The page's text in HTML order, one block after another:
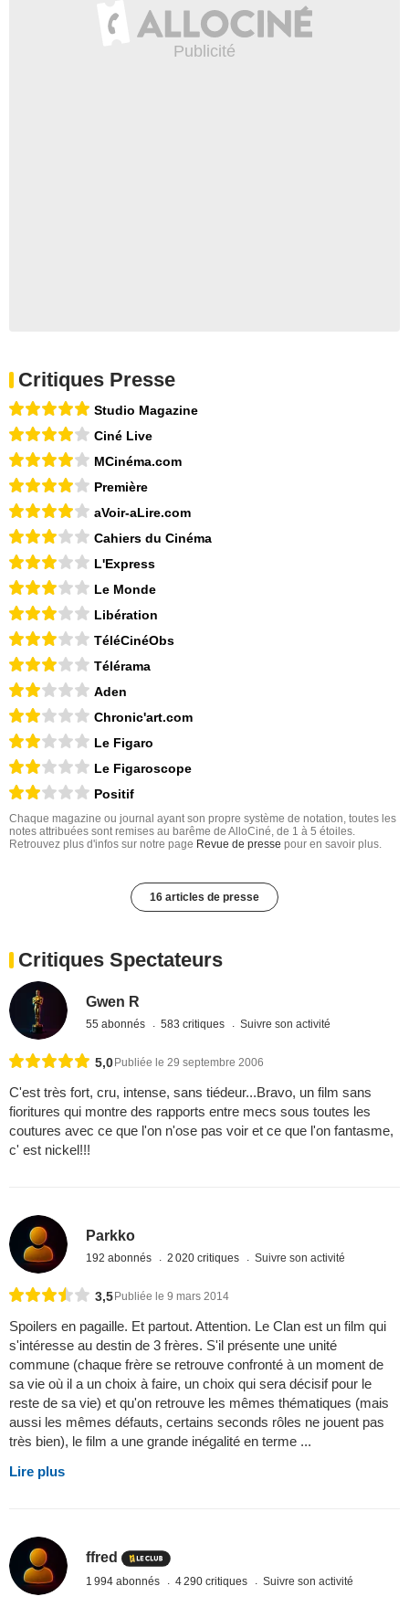
Critiques Presse
Studio Magazine
Ciné Live
MCinéma.com
Première
aVoir-aLire.com
Cahiers du Cinéma
L'Express
Le Monde
Libération
TéléCinéObs
Télérama
Aden
Chronic'art.com
Le Figaro
Le Figaroscope
Positif
Chaque magazine ou journal ayant son propre système de notation, toutes les
notes attribuées sont remises au barême de AlloCiné, de 1 à 5 étoiles.
Retrouvez plus d'infos sur notre page Revue de presse pour en savoir plus.
16 articles de presse
Critiques Spectateurs
Gwen R
55 abonnés 583 critiques Suivre son activité
5,0Publiée le 29 septembre 2006
C'est très fort, cru, intense, sans tiédeur...Bravo, un film sans
fioritures qui montre des rapports entre mecs sous toutes les
coutures avec ce que l'on n'ose pas voir et ce que l'on fantasme,
c' est nickel!!!
Parkko
192 abonnés 2 020 critiques Suivre son activité
3,5 Publiée le 9 mars 2014
Spoilers en pagaille. Et partout. Attention. Le Clan est un film qui
s'intéresse au destin de 3 frères. S'il présente une unité
commune (chaque frère se retrouve confronté à un moment de
sa vie où il a un choix à faire, un choix qui sera décisif pour le
reste de sa vie) et qu'on retrouve les mêmes thématiques (mais
aussi les mêmes défauts, certains seconds rôles ne jouent pas
très bien), le film a une grande inégalité en terme ...
Lire plus
ffred
1 994 abonnés 4 290 critiques Suivre son activité